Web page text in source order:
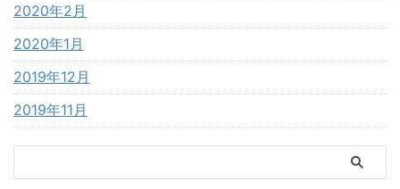
2020年2月
2020年1月
2019年12月
2019年11月